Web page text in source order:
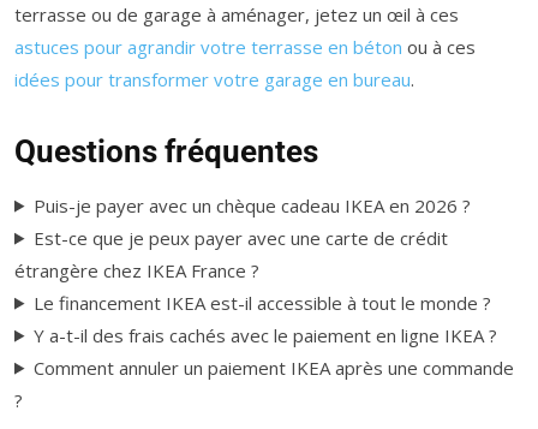
terrasse ou de garage à aménager, jetez un œil à ces
astuces pour agrandir votre terrasse en béton ou à ces
idées pour transformer votre garage en bureau.
Questions fréquentes
Puis-je payer avec un chèque cadeau IKEA en 2026 ?
Est-ce que je peux payer avec une carte de crédit
étrangère chez IKEA France ?
Le financement IKEA est-il accessible à tout le monde ?
Y a-t-il des frais cachés avec le paiement en ligne IKEA ?
Comment annuler un paiement IKEA après une commande
?